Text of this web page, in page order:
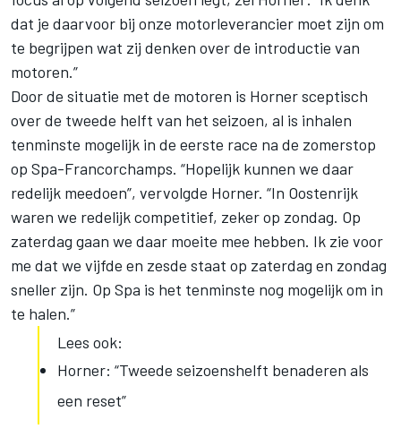
dat je daarvoor bij onze motorleverancier moet zijn om
te begrijpen wat zij denken over de introductie van
motoren.”
Door de situatie met de motoren is Horner sceptisch
over de tweede helft van het seizoen, al is inhalen
tenminste mogelijk in de eerste race na de zomerstop
op Spa-Francorchamps. “Hopelijk kunnen we daar
redelijk meedoen”, vervolgde Horner. “In Oostenrijk
waren we redelijk competitief, zeker op zondag. Op
zaterdag gaan we daar moeite mee hebben. Ik zie voor
me dat we vijfde en zesde staat op zaterdag en zondag
sneller zijn. Op Spa is het tenminste nog mogelijk om in
te halen.”
Lees ook:
Horner: “Tweede seizoenshelft benaderen als
een reset”